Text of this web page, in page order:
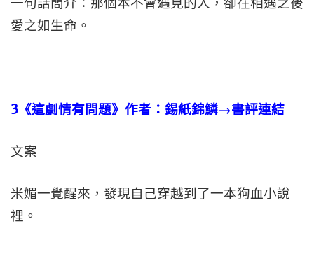
愛之如生命。
3 《這劇情有問題》作者：錫紙錦鱗→書評連結
文案
米媚一覺醒來，發現自己穿越到了一本狗血小說
裡。